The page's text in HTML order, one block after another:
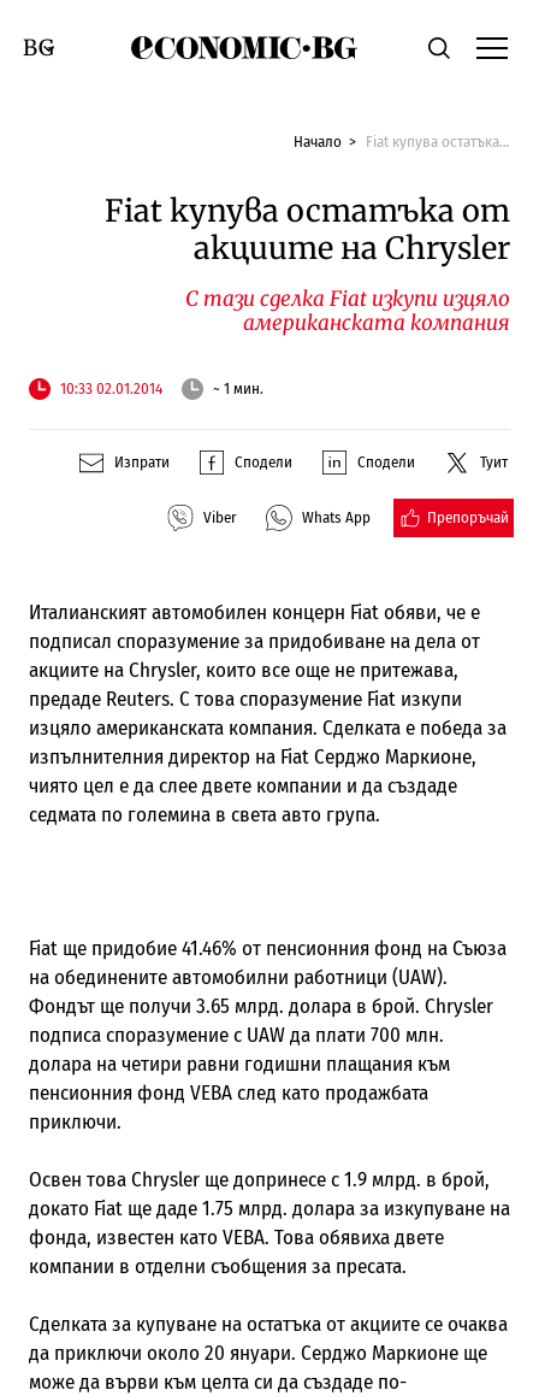
Economic.bgТърсене
Смяна на език
Начало Fiat купува остатъка от акциите на Chrysler
Fiat купува остатъка от
акциите на Chrysler
С тази сделка Fiat изкупи изцяло
американската компания
10:33 02.01.2014 ~ 1 мин.
Изпрати Сподели Сподели Туит
Viber Whats App Препоръчай
Италианският автомобилен концерн Fiat обяви, че е
подписал споразумение за придобиване на дела от
акциите на Chrysler, които все още не притежава,
предаде Reuters. С това споразумение Fiat изкупи
изцяло американската компания. Сделката е победа за
изпълнителния директор на Fiat Серджо Маркионе,
чиято цел е да слее двете компании и да създаде
седмата по големина в света авто група.
Fiat ще придобие 41.46% от пенсионния фонд на Съюза
на обединените автомобилни работници (UAW).
Фондът ще получи 3.65 млрд. долара в брой. Chrysler
подписа споразумение с UAW да плати 700 млн.
долара на четири равни годишни плащания към
пенсионния фонд VEBA след като продажбата
приключи.
Освен това Chrysler ще допринесе с 1.9 млрд. в брой,
докато Fiat ще даде 1.75 млрд. долара за изкупуване на
фонда, известен като VEBA. Това обявиха двете
компании в отделни съобщения за пресата.
Сделката за купуване на остатъка от акциите се очаква
да приключи около 20 януари. Серджо Маркионе ще
може да върви към целта си да създаде по-